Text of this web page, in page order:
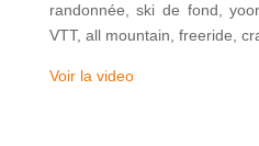
randonnée, ski de fond,
VTT, all mountain, freeride,
Voir la video